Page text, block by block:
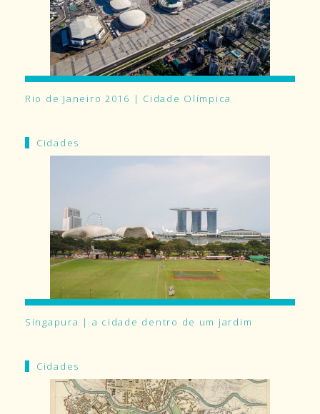
Rio de Janeiro 2016 | Cidade Olímpica
Cidades
Singapura | a cidade dentro de um jardim
Cidades